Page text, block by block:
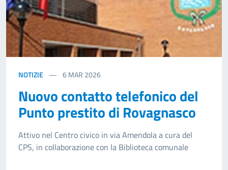
NOTIZIE 6MAR 2026
Nuovo contatto telefonico del
Punto prestito di Rovagnasco
Attivo nel Centro civico in via Amendola a cura del
CPS, in collaborazione con la Biblioteca comunale